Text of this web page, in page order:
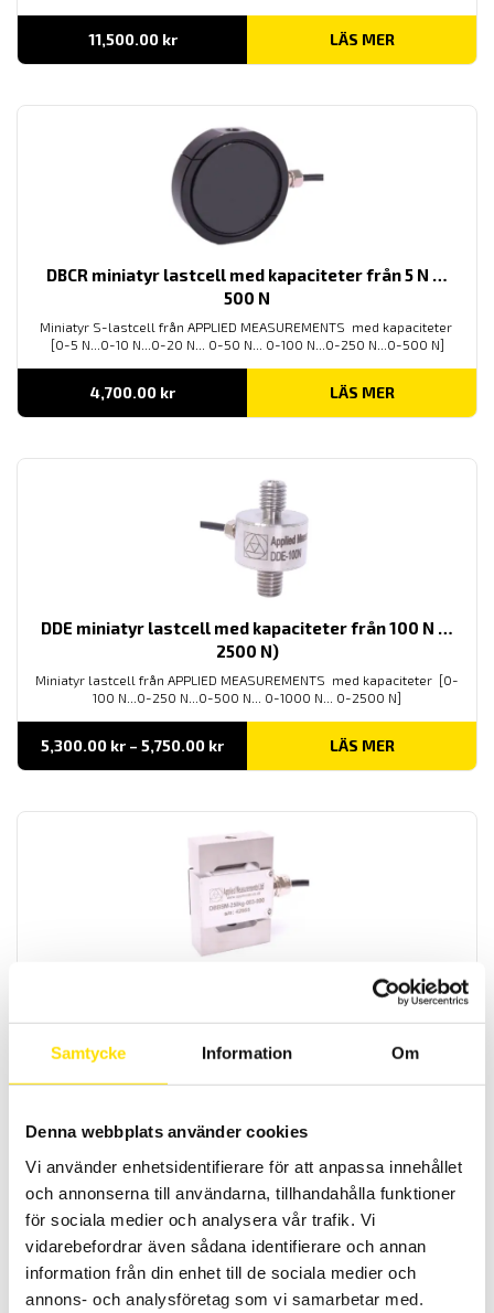
Samtycke Information Om
Denna webbplats använder cookies
Vi använder enhetsidentifierare för att anpassa innehållet
och annonserna till användarna, tillhandahålla funktioner
för sociala medier och analysera vår trafik. Vi
vidarebefordrar även sådana identifierare och annan
information från din enhet till de sociala medier och
annons- och analysföretag som vi samarbetar med.
11,500.00 kr LÄS MER
DBCR miniatyr lastcell med kapaciteter från 5 N …
500 N
Miniatyr S-lastcell från APPLIED MEASUREMENTS med kapaciteter
[0-5 N...0-10 N...0-20 N... 0-50 N... 0-100 N...0-250 N...0-500 N]
4,700.00 kr LÄS MER
DDE miniatyr lastcell med kapaciteter från 100 N …
2500 N)
Miniatyr lastcell från APPLIED MEASUREMENTS med kapaciteter [0-
100 N...0-250 N...0-500 N... 0-1000 N... 0-2500 N]
5,300.00 kr – 5,750.00 krPrisintervall:
till
LÄS MER
DBBSM S-lastcell med maxkapaciteter från 5 kN – 50
0-10 kN ... 0-25 kN... 0-50 kN]
till
7,000.00 kr